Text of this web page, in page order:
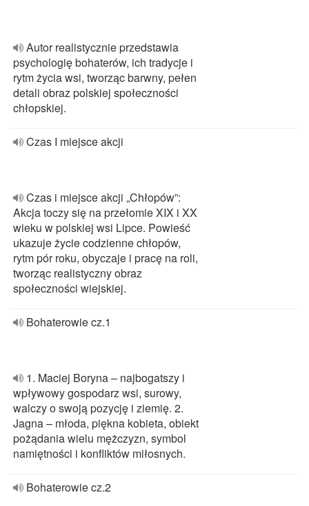
Autor realistycznie przedstawia
psychologię bohaterów, ich tradycje i
rytm życia wsi, tworząc barwny, pełen
detali obraz polskiej społeczności
chłopskiej.
Czas I miejsce akcji
Czas i miejsce akcji „Chłopów”:
Akcja toczy się na przełomie XIX i XX
wieku w polskiej wsi Lipce. Powieść
ukazuje życie codzienne chłopów,
rytm pór roku, obyczaje i pracę na roli,
tworząc realistyczny obraz
społeczności wiejskiej.
Bohaterowie cz.1
1. Maciej Boryna – najbogatszy i
wpływowy gospodarz wsi, surowy,
walczy o swoją pozycję i ziemię. 2.
Jagna – młoda, piękna kobieta, obiekt
pożądania wielu mężczyzn, symbol
namiętności i konfliktów miłosnych.
Bohaterowie cz.2